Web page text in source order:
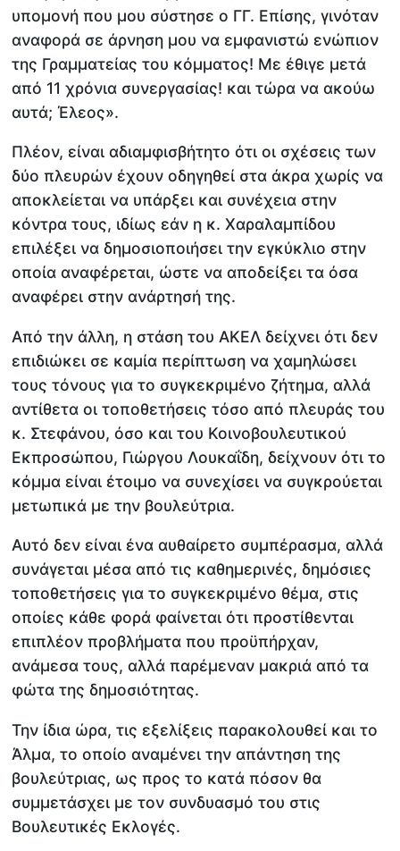
υπομονή που μου σύστησε ο ΓΓ. Επίσης, γινόταν
αναφορά σε άρνηση μου να εμφανιστώ ενώπιον
της Γραμματείας του κόμματος! Με έθιγε μετά
από 11 χρόνια συνεργασίας! και τώρα να ακούω
αυτά; Έλεος».
Πλέον, είναι αδιαμφισβήτητο ότι οι σχέσεις των
δύο πλευρών έχουν οδηγηθεί στα άκρα χωρίς να
αποκλείεται να υπάρξει και συνέχεια στην
κόντρα τους, ιδίως εάν η κ. Χαραλαμπίδου
επιλέξει να δημοσιοποιήσει την εγκύκλιο στην
οποία αναφέρεται, ώστε να αποδείξει τα όσα
αναφέρει στην ανάρτησή της.
Από την άλλη, η στάση του ΑΚΕΛ δείχνει ότι δεν
επιδιώκει σε καμία περίπτωση να χαμηλώσει
τους τόνους για το συγκεκριμένο ζήτημα, αλλά
αντίθετα οι τοποθετήσεις τόσο από πλευράς του
κ. Στεφάνου, όσο και του Κοινοβουλευτικού
Εκπροσώπου, Γιώργου Λουκαΐδη, δείχνουν ότι το
κόμμα είναι έτοιμο να συνεχίσει να συγκρούεται
μετωπικά με την βουλεύτρια.
Αυτό δεν είναι ένα αυθαίρετο συμπέρασμα, αλλά
συνάγεται μέσα από τις καθημερινές, δημόσιες
τοποθετήσεις για το συγκεκριμένο θέμα, στις
οποίες κάθε φορά φαίνεται ότι προστίθενται
επιπλέον προβλήματα που προϋπήρχαν,
ανάμεσα τους, αλλά παρέμεναν μακριά από τα
φώτα της δημοσιότητας.
Την ίδια ώρα, τις εξελίξεις παρακολουθεί και το
Άλμα, το οποίο αναμένει την απάντηση της
βουλεύτριας, ως προς το κατά πόσον θα
συμμετάσχει με τον συνδυασμό του στις
Βουλευτικές Εκλογές.